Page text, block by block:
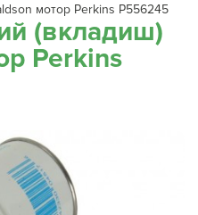
мотор Perkins P556245
(вкладиш)
Perkins